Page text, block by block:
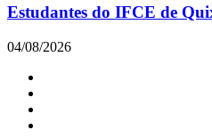
Estudantes do IFCE de
04/08/2026